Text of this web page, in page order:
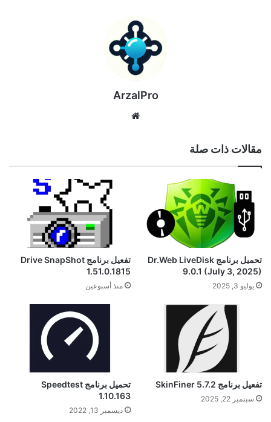
ArzalPro
مقالات ذات صلة
تحميل برنامج Dr.Web LiveDisk
9.0.1 (July 3, 2025)
يوليو 3, 2025
تفعيل برنامج Drive SnapShot
1.51.0.1815
منذ أسبوعين
تفعيل برنامج SkinFiner 5.7.2
سبتمبر 22, 2025
تحميل برنامج Speedtest
1.10.163
ديسمبر 13, 2022